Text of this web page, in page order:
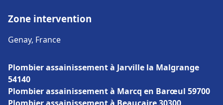
Zone intervention
Genay, France
Plombier assainissement à Jarville la Malgrange
54140
Plombier assainissement à Marcq en Barœul 59700